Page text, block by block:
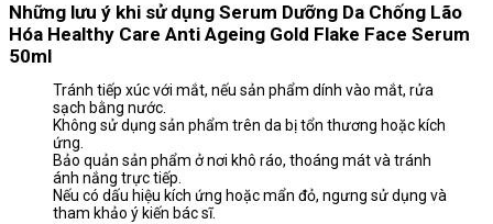
Những lưu ý khi sử dụng Serum Dưỡng Da Chống Lão
Hóa Healthy Care Anti Ageing Gold Flake Face Serum
50ml
Tránh tiếp xúc với mắt, nếu sản phẩm dính vào mắt, rửa
sạch bằng nước.
Không sử dụng sản phẩm trên da bị tổn thương hoặc kích
ứng.
Bảo quản sản phẩm ở nơi khô ráo, thoáng mát và tránh
ánh nắng trực tiếp.
Nếu có dấu hiệu kích ứng hoặc mẩn đỏ, ngưng sử dụng và
tham khảo ý kiến ​​bác sĩ.